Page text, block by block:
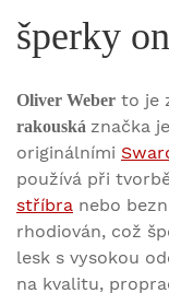
šperky
Oliver Weber to je
rakouská značka
originálními
používá při
stříbra nebo
rhodiován, což
lesk s vysokou
na kvalitu,